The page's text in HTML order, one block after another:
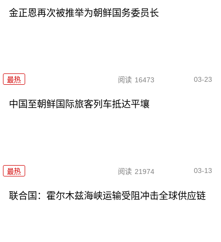
金正恩再次被推举为朝鲜国务委员长
最热 阅读 16473 03-23
中国至朝鲜国际旅客列车抵达平壤
最热 阅读 21974 03-13
联合国：霍尔木兹海峡运输受阻冲击全球供应链